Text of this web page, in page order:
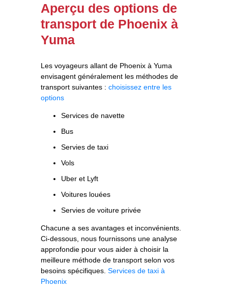
Aperçu des options de
transport de Phoenix à
Yuma
Les voyageurs allant de Phoenix à Yuma
envisagent généralement les méthodes de
transport suivantes : choisissez entre les
options
Services de navette
Bus
Servies de taxi
Vols
Uber et Lyft
Voitures louées
Servies de voiture privée
Chacune a ses avantages et inconvénients.
Ci-dessous, nous fournissons une analyse
approfondie pour vous aider à choisir la
meilleure méthode de transport selon vos
besoins spécifiques. Services de taxi à
Phoenix